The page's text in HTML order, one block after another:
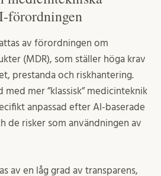
förordningen
av förordningen om
(MDR), som ställer höga krav
prestanda och riskhantering.
mer ”klassisk” medicinteknik
anpassad efter AI-baserade
de risker som användningen av
av en låg grad av transparens,